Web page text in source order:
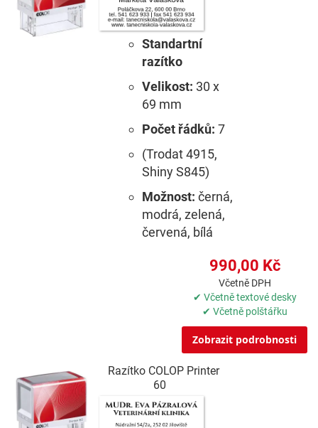
Standartní
razítko
Velikost: 30 x
69 mm
Počet řádků: 7
(Trodat 4915,
Shiny S845)
Možnost: černá,
modrá, zelená,
červená, bílá
990,00 Kč
Včetně DPH
✔ Včetně textové desky
✔ Včetně polštářku
Zobrazit podrobnosti
Razítko COLOP Printer
60